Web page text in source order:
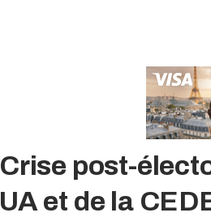
Crise post-
UA et de la